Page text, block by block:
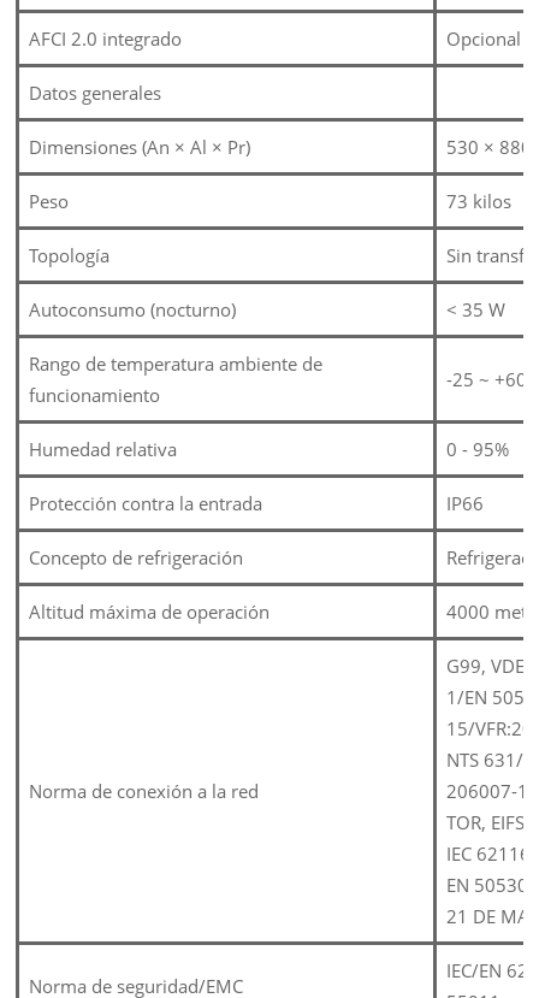
AFCI 2.0 integrado Opcional
Datos generales
Dimensiones (An × Al × Pr) 530 × 880
Peso 73 kilos
Topología Sin
Autoconsumo (nocturno) < 35 W
Rango de temperatura ambiente de
funcionamiento
-25 ~ +60
Humedad relativa 0 - 95%
Protección contra la entrada IP66
Concepto de refrigeración
Altitud máxima de operación 4000
Norma de conexión a la red
G99,
1/EN
15/
NTS 631/
206007-1,
TOR, EIFS
IEC
EN 50530,
21 DE
Norma de seguridad/EMC
IEC/EN